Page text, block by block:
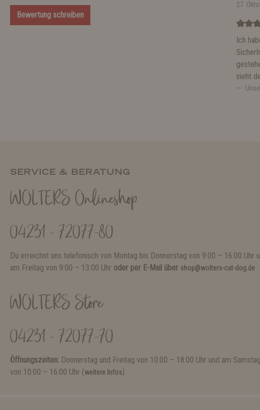
Bewertung schreiben
27.
Ich
sieht
SERVICE & BERATUNG
WOLTERS Onlineshop
04231 - 72077-80
Du erreichst uns telefonisch von Montag bis Donnerstag von 9:00 – 16:00 Uhr
am Freitag von 9:00 – 13:00 Uhr oder per E-Mail über shop@wolters-cat-dog.de
WOLTERS Store
04231 - 72077-70
Öffnungszeiten: Donnerstag und Freitag von 10:00 – 18:00 Uhr und am Samstag
von 10:00 – 16:00 Uhr (weitere Infos)